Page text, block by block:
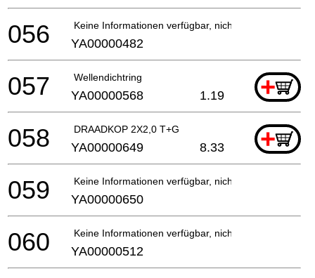
Keine Informationen verfügbar, nicht bestellbar
056 YA00000482
Wellendichtring +
057 YA00000568 1.19
DRAADKOP 2X2,0 T+G +
058 YA00000649 8.33
Keine Informationen verfügbar, nicht bestellbar
059 YA00000650
Keine Informationen verfügbar, nicht bestellbar
060 YA00000512